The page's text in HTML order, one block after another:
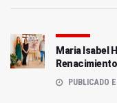
Maria Isabel
Renacimiento
PUBLICADO